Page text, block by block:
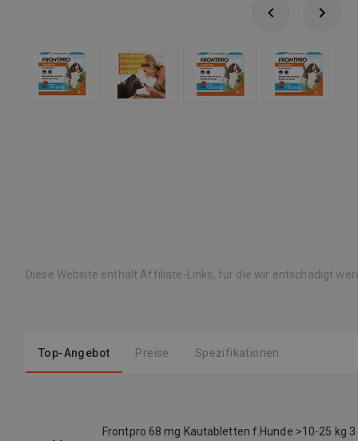
Diese Website enthält Affiliate-Links, für die wir entschädigt
Top-Angebot Preise Spezifikationen
Frontpro 68 mg Kautabletten f.Hunde >10-25 kg 3